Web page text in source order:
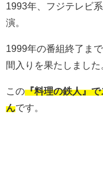
1993年、フジテレビ
演。
1999年の番組終了ま
間入りを果たしました
この『料理の鉄人』
んです。